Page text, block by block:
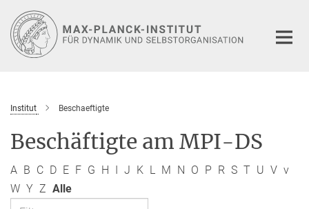
Hauptinhalt
Institut Beschaeftigte
Beschäftigte am MPI-DS
A B C D E F G H I J K L M N O P R S T U V v
W Y Z Alle